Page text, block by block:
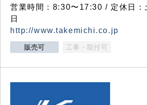
営業時間：8:30〜17:30 / 定休日：
日
http://www.takemichi.co.jp
販売可 工事・取付可